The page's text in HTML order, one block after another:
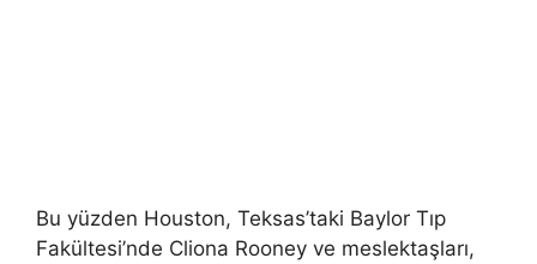
Bu yüzden Houston, Teksas’taki Baylor Tıp
Fakültesi’nde Cliona Rooney ve meslektaşları,